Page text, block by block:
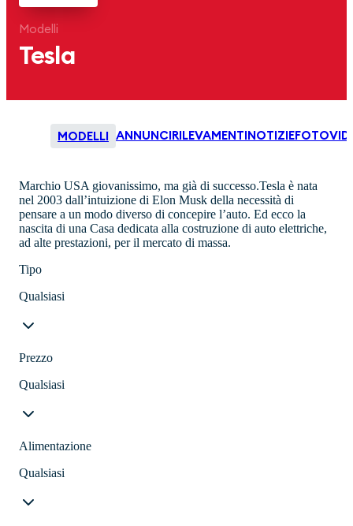
Modelli
Tesla
MODELLI ANNUNCI RILEVAMENTI NOTIZIE FOTO
Marchio USA giovanissimo, ma già di successo.Tesla è nata
nel 2003 dall’intuizione di Elon Musk della necessità di
pensare a un modo diverso di concepire l’auto. Ed ecco la
nascita di una Casa dedicata alla costruzione di auto elettriche,
ad alte prestazioni, per il mercato di massa.
Tipo
Qualsiasi
Prezzo
Qualsiasi
Alimentazione
Qualsiasi